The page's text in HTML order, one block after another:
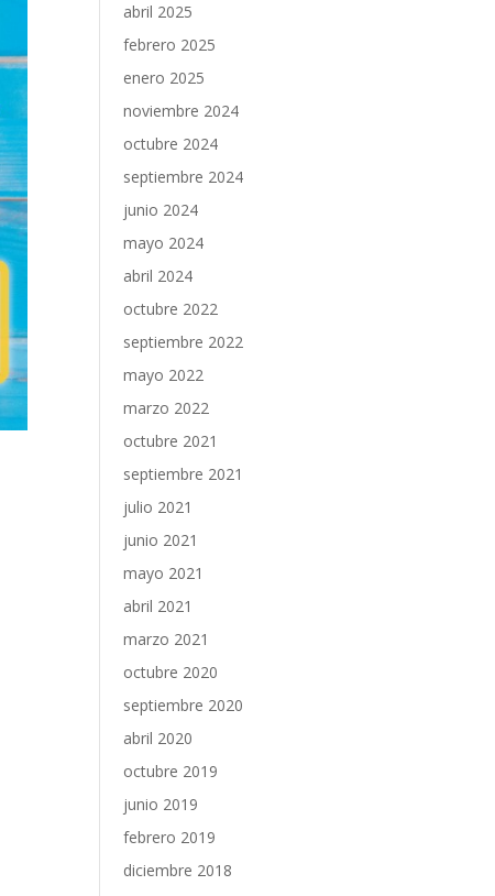
abril 2025
febrero 2025
enero 2025
noviembre 2024
octubre 2024
septiembre 2024
junio 2024
mayo 2024
abril 2024
octubre 2022
septiembre 2022
mayo 2022
marzo 2022
octubre 2021
septiembre 2021
julio 2021
junio 2021
mayo 2021
abril 2021
marzo 2021
octubre 2020
septiembre 2020
abril 2020
octubre 2019
junio 2019
febrero 2019
diciembre 2018